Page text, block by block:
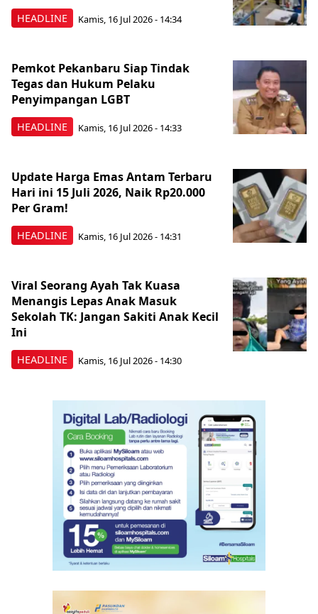
HEADLINE Kamis, 16 Jul 2026 - 14:34
HEADLINE
Pemkot Pekanbaru Siap Tindak
Tegas dan Hukum Pelaku
Penyimpangan LGBT
Kamis, 16 Jul 2026 - 14:33
HEADLINE
Update Harga Emas Antam Terbaru
Hari ini 15 Juli 2026, Naik Rp20.000
Per Gram!
Kamis, 16 Jul 2026 - 14:31
HEADLINE
Viral Seorang Ayah Tak Kuasa
Menangis Lepas Anak Masuk
Sekolah TK: Jangan Sakiti Anak Kecil
Ini
Kamis, 16 Jul 2026 - 14:30